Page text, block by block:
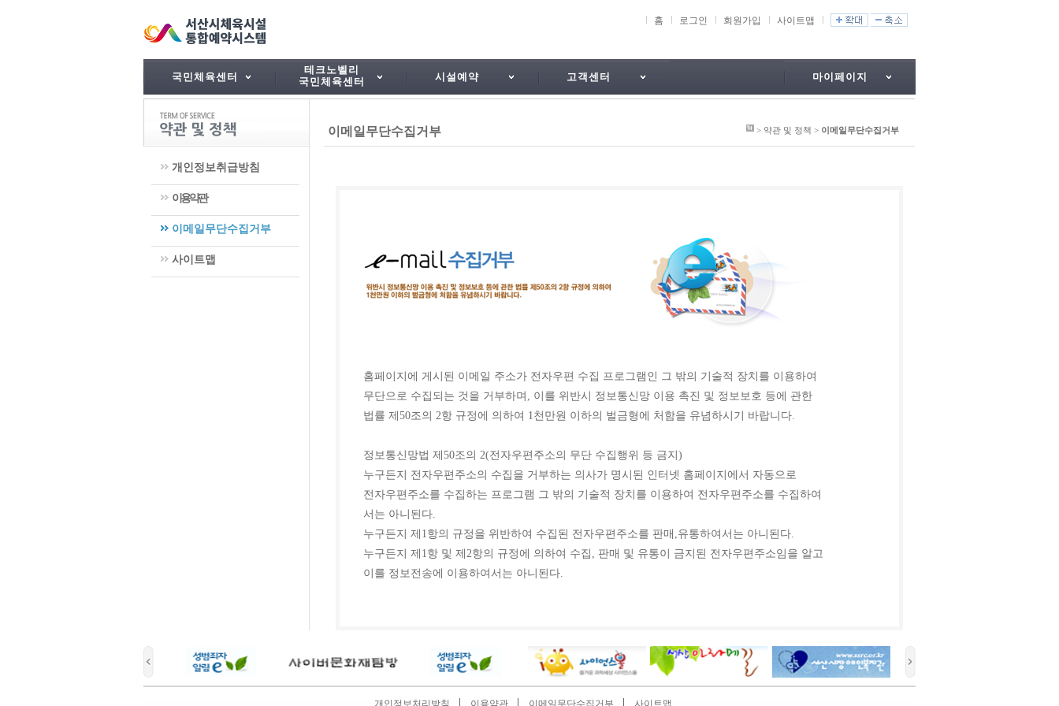
홈 로그인 회원가입 사이트맵
국민체육센터
테크노벨리
국민체육센터
시설예약 고객센터 마이페이지
개인정보취급방침
이용약관
이메일무단수집거부
사이트맵
이메일무단수집거부 > 약관 및 정책 > 이메일무단수집거부
홈페이지에 게시된 이메일 주소가 전자우편 수집 프로그램인 그 밖의 기술적 장치를 이용하여
무단으로 수집되는 것을 거부하며
이를 위반시 정보통신망 이용 촉진 및 정보보호 등에 관한
법률 제50조의 2항 규정에 의하여 1천만원 이하의 벌금형에 처함을 유념하시기 바랍니다
정보통신망법 제50조의 2(전자우편주소의 무단 수집행위 등 금지)
누구든지 전자우편주소의 수집을 거부하는 의사가 명시된 인터넷 홈페이지에서 자동으로
전자우편주소를 수집하는 프로그램 그 밖의 기술적 장치를 이용하여 전자우편주소를 수집하여
서는 아니된다
누구든지 제1항의 규정을 위반하여 수집된 전자우편주소를 판매 유통하여서는 아니된다
누구든지 제1항 및 제2항의 규정에 의하여 수집
판매 및 유통이 금지된 전자우편주소임을 알고
이를 정보전송에 이용하여서는 아니된다
개인정보처리방침 이용약관 이메일무단수집거부 사이트맵